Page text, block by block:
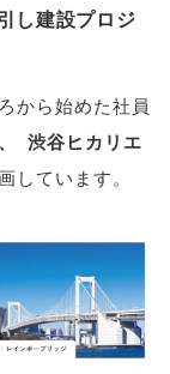
し建設プロジ
から始めた社員
、 渋谷ヒカリエ
しています。